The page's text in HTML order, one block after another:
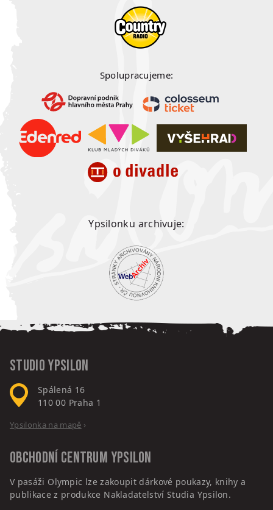
Spolupracujeme:
Ypsilonku archivuje:
Studio Ypsilon
Spálená 16
110 00 Praha 1
Ypsilonka na mapě ›
Obchodní centrum Ypsilon
V pasáži Olympic lze zakoupit dárkové poukazy, knihy a
publikace z produkce Nakladatelství Studia Ypsilon.